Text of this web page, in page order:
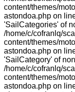
content/themes/
astondoa.php on
'SailCategories' of
/home/c/cofranlq/
content/themes/
astondoa.php on
'SailCategory' of
/home/c/cofranlq/
content/themes/
astondoa.php on